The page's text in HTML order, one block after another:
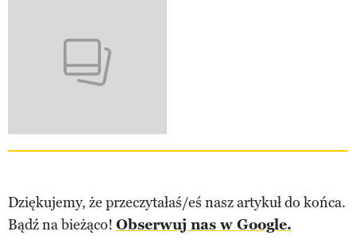
Dziękujemy, że przeczytałaś/eś nasz artykuł do końca.
Bądź na bieżąco! Obserwuj nas w Google.